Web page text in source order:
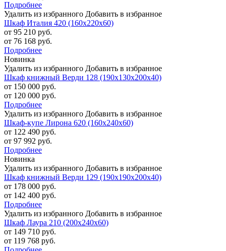
Подробнее
Удалить из избранного Добавить в избранное
Шкаф Италия 420 (160х220х60)
от 95 210 руб.
от 76 168 руб.
Подробнее
Новинка
Удалить из избранного Добавить в избранное
Шкаф книжный Верди 128 (190х130х200х40)
от 150 000 руб.
от 120 000 руб.
Подробнее
Удалить из избранного Добавить в избранное
Шкаф-купе Лирона 620 (160х240х60)
от 122 490 руб.
от 97 992 руб.
Подробнее
Новинка
Удалить из избранного Добавить в избранное
Шкаф книжный Верди 129 (190х190х200х40)
от 178 000 руб.
от 142 400 руб.
Подробнее
Удалить из избранного Добавить в избранное
Шкаф Лаура 210 (200х240х60)
от 149 710 руб.
от 119 768 руб.